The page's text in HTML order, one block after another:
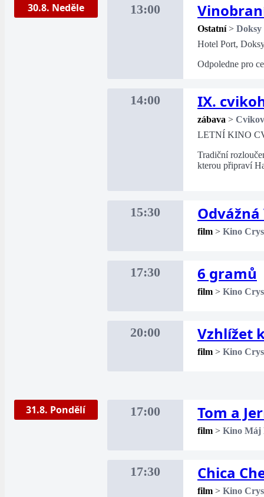
30.8. Neděle 13:00
Ostatní > Doksy
Hotel Port,
Odpoledne pro
14:00 IX.
zábava > Cvikov
LETNÍ KINO
Tradiční
kterou připraví
15:30
film > Kino
17:30 6 gramů
film > Kino
20:00 Vzhlížet
film > Kino
31.8. Pondělí 17:00 Tom a
film > Kino Máj
17:30 Chica
film > Kino